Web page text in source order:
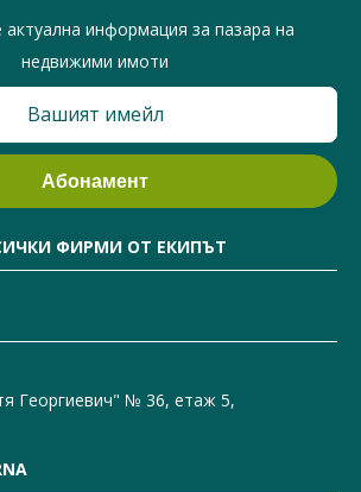
актуална информация за пазара на
недвижими имоти
ФИРМИ ОТ ЕКИПЪТ
Георгиевич" № 36, етаж 5,